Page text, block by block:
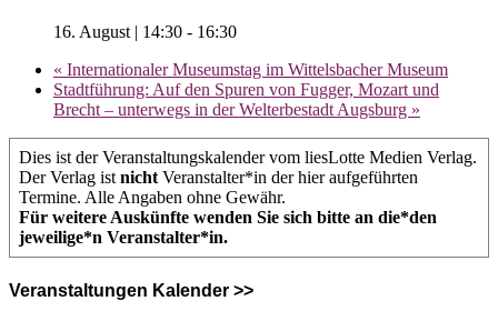
16. August | 14:30 - 16:30
« Internationaler Museumstag im Wittelsbacher Museum
Stadtführung: Auf den Spuren von Fugger, Mozart und
Brecht – unterwegs in der Welterbestadt Augsburg »
Dies ist der Veranstaltungskalender vom liesLotte Medien Verlag.
Der Verlag ist nicht Veranstalter*in der hier aufgeführten
Termine. Alle Angaben ohne Gewähr.
Für weitere Auskünfte wenden Sie sich bitte an die*den
jeweilige*n Veranstalter*in.
Veranstaltungen Kalender >>